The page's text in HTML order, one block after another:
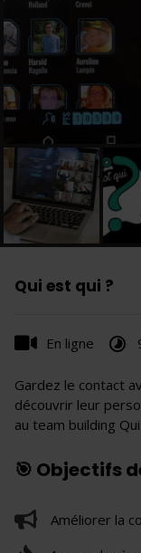
Qui est qui ?
En ligne
Gardez le contact
découvrir leur
au team building
🎯 Objectifs
Améliorer la